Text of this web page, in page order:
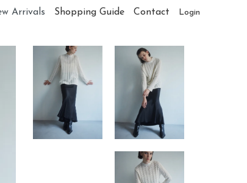
Login
Arrivals Shopping Guide Contact